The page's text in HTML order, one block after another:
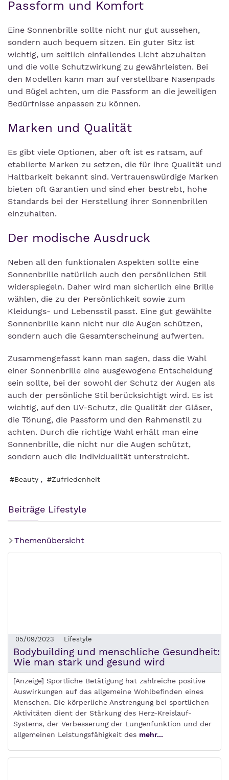
Passform und Komfort
Eine Sonnenbrille sollte nicht nur gut aussehen,
sondern auch bequem sitzen. Ein guter Sitz ist
wichtig, um seitlich einfallendes Licht abzuhalten
und die volle Schutzwirkung zu gewährleisten. Bei
den Modellen kann man auf verstellbare Nasenpads
und Bügel achten, um die Passform an die jeweiligen
Bedürfnisse anpassen zu können.
Marken und Qualität
Es gibt viele Optionen, aber oft ist es ratsam, auf
etablierte Marken zu setzen, die für ihre Qualität und
Haltbarkeit bekannt sind. Vertrauenswürdige Marken
bieten oft Garantien und sind eher bestrebt, hohe
Standards bei der Herstellung ihrer Sonnenbrillen
einzuhalten.
Der modische Ausdruck
Neben all den funktionalen Aspekten sollte eine
Sonnenbrille natürlich auch den persönlichen Stil
widerspiegeln. Daher wird man sicherlich eine Brille
wählen, die zu der Persönlichkeit sowie zum
Kleidungs- und Lebensstil passt. Eine gut gewählte
Sonnenbrille kann nicht nur die Augen schützen,
sondern auch die Gesamterscheinung aufwerten.
Zusammengefasst kann man sagen, dass die Wahl
einer Sonnenbrille eine ausgewogene Entscheidung
sein sollte, bei der sowohl der Schutz der Augen als
auch der persönliche Stil berücksichtigt wird. Es ist
wichtig, auf den UV-Schutz, die Qualität der Gläser,
die Tönung, die Passform und den Rahmenstil zu
achten. Durch die richtige Wahl erhält man eine
Sonnenbrille, die nicht nur die Augen schützt,
sondern auch die Individualität unterstreicht.
#Beauty , #Zufriedenheit
Beiträge Lifestyle
Themenübersicht
05/09/2023 Lifestyle
Bodybuilding und menschliche Gesundheit:
Wie man stark und gesund wird
[Anzeige] Sportliche Betätigung hat zahlreiche positive
Auswirkungen auf das allgemeine Wohlbefinden eines
Menschen. Die körperliche Anstrengung bei sportlichen
Aktivitäten dient der Stärkung des Herz-Kreislauf-
Systems, der Verbesserung der Lungenfunktion und der
allgemeinen Leistungsfähigkeit des mehr...